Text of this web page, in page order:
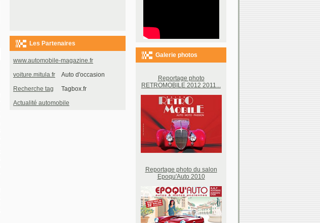
Les Partenaires
www.automobile-magazine.fr
voiture.mitula.fr Auto d'occasion
Recherche tag Tagbox.fr
Actualité automobile
Galerie photos
Reportage photo
RETROMOBILE 2012 2011...
Reportage photo du salon
Epoqu'Auto 2010